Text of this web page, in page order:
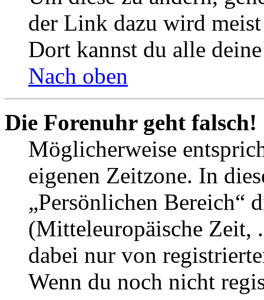
der Link dazu wird
Dort kannst du alle
Nach oben
Die Forenuhr geht falsch!
Möglicherweise
eigenen Zeitzone. In
„Persönlichen Bereich“
(Mitteleuropäische Zeit,
dabei nur von
Wenn du noch nicht